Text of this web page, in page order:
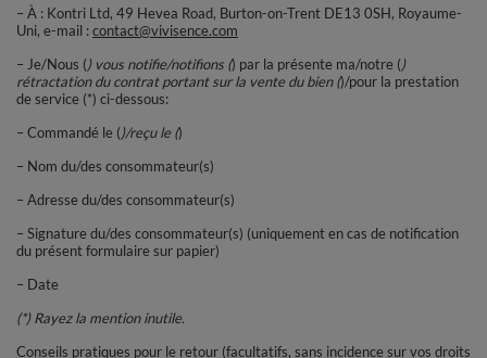
– À : Kontri Ltd, 49 Hevea Road, Burton-on-Trent DE13 0SH, Royaume-
Uni, e-mail :contact@vivisence.com
– Je/Nous () vous notifie/notifions () par la présente ma/notre ()
rétractation du contrat portant sur la vente du bien ()/pour la prestation
de service (*) ci-dessous:
– Commandé le ()/reçu le ()
– Nom du/des consommateur(s)
– Adresse du/des consommateur(s)
– Signature du/des consommateur(s) (uniquement en cas de notification
du présent formulaire sur papier)
– Date
(*) Rayez la mention inutile.
Conseils pratiques pour le retour (facultatifs, sans incidence sur vos droits